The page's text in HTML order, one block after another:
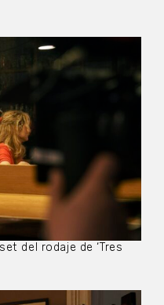
del rodaje de ‘Tres